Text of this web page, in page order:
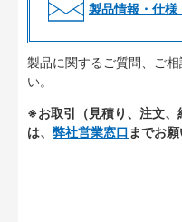
製品情報・仕様
製品に関するご質問、ご
い。
※お取引（見積り、注文、
は、 弊社営業窓口 までお願